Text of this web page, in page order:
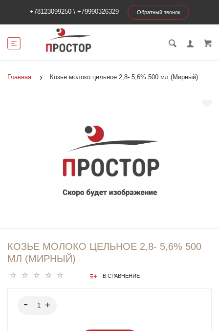
+78123099250 \ +79990326329 Обратный звонок
Главная Козье молоко цельное 2,8- 5,6% 500 мл (Мирный)
КОЗЬЕ МОЛОКО ЦЕЛЬНОЕ 2,8- 5,6% 500
МЛ (МИРНЫЙ)
В СРАВНЕНИЕ